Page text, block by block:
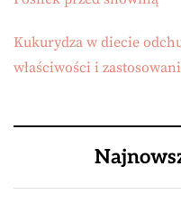
Kukurydza w diecie
właściwości i